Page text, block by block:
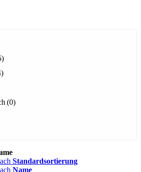
(0)
Standardsortierung
Name